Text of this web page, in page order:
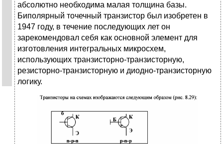
абсолютно необходима малая толщина базы.
Биполярный точечный транзистор был изобретен в
1947 году, в течение последующих лет он
зарекомендовал себя как основной элемент для
изготовления интегральных микросхем,
использующих транзисторно-транзисторную,
резисторно-транзисторную и диодно-транзисторную
логику.